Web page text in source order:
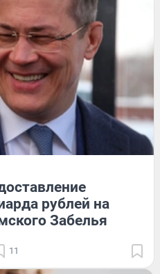
рублей на
Забелья
11